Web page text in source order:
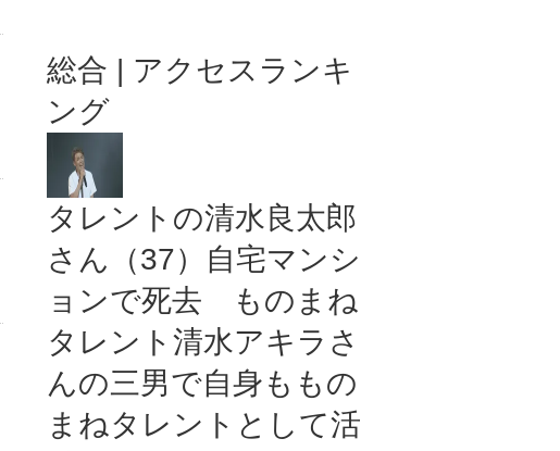
総合 | アクセスランキ
ング
タレントの清水良太郎
さん（37）自宅マンシ
ョンで死去 ものまね
タレント清水アキラさ
んの三男で自身ももの
まねタレントとして活